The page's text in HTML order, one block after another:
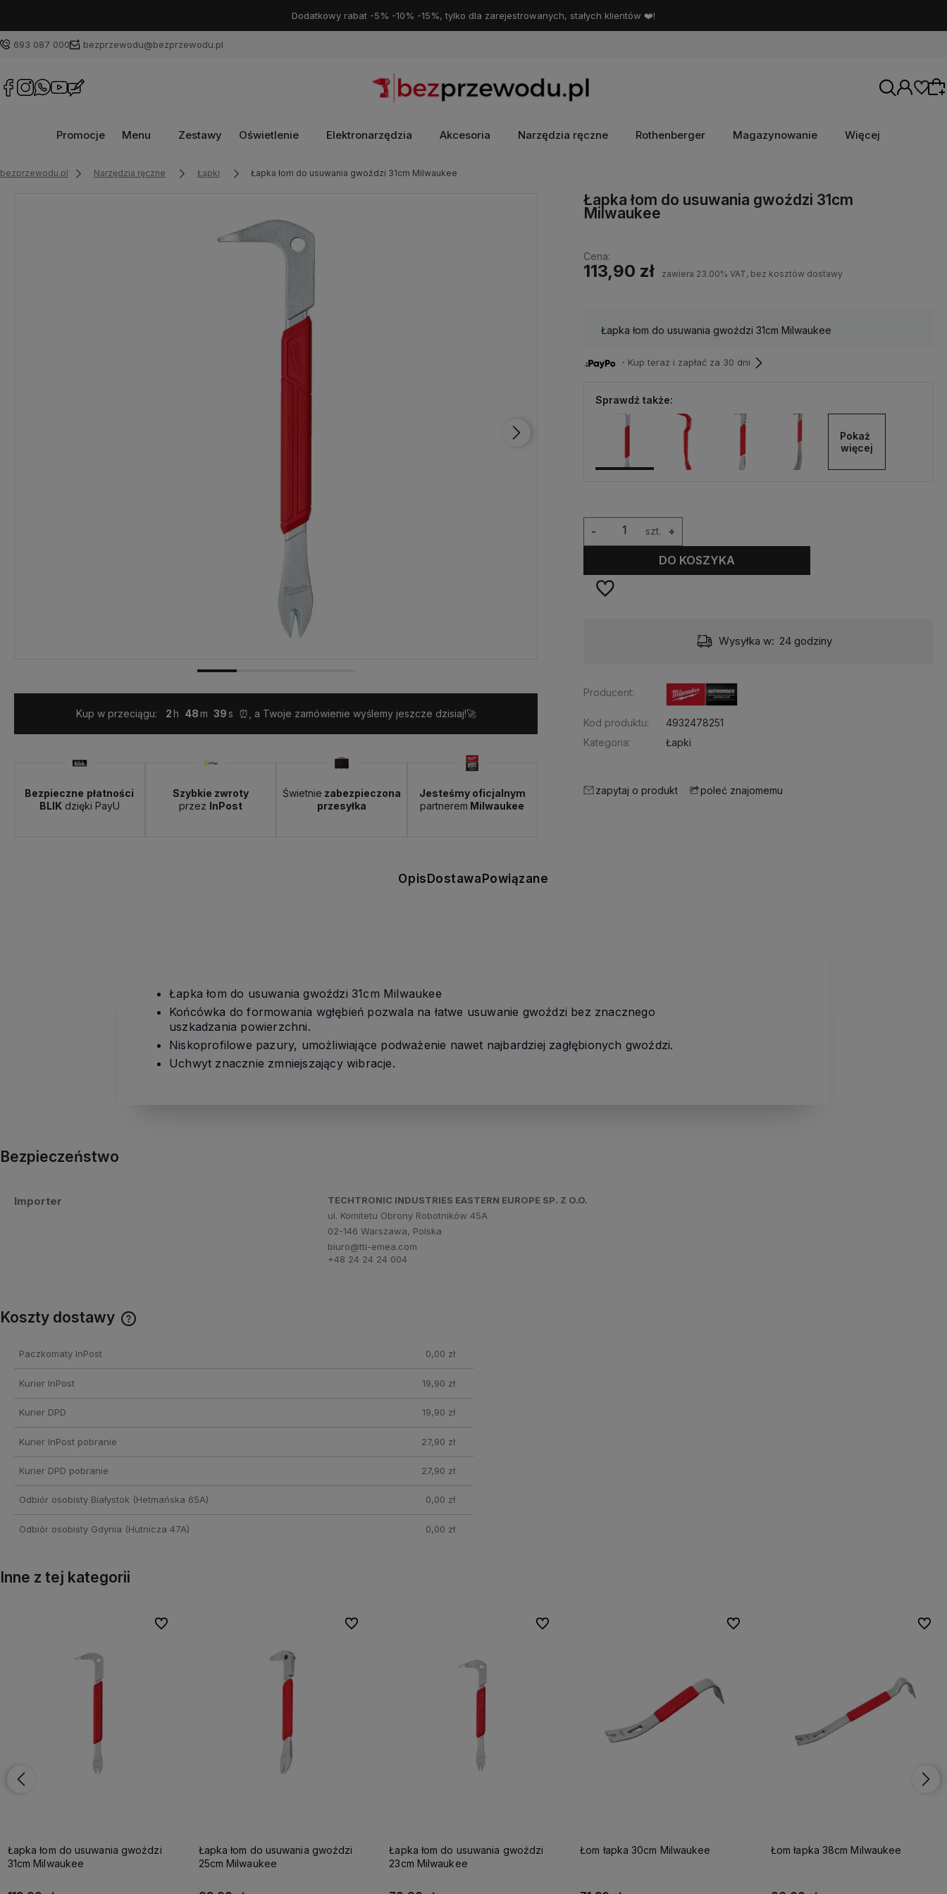
Dodatkowy rabat -5% -10% -15%, tylko dla zarejestrowanych, stałych klientów ❤️!
693 087 000 bezprzewodu@bezprzewodu.pl
Wybierz coś dla siebie z naszej aktualnej
oferty lub zaloguj się, aby przywrócić dodane
Promocje Menu Zestawy Oświetlenie Elektronarzędzia Akcesoria Narzędzia ręczne Rothenberger Magazynowanie Więcej
bezprzewodu.pl Narzędzia ręczne Łapki Łapka łom do usuwania gwoździ 31cm Milwaukee
Kup w przeciągu: 2 48 38 ⏰, a Twoje zamówienie wyślemy jeszcze dzisiaj!🚀
Bezpieczne płatności
BLIKdzięki PayU
Szybkie zwroty
przez InPost
Świetnie zabezpieczona
przesyłka
Jesteśmy oficjalnym
partnerem Milwaukee
Łapka łom do usuwania gwoździ 31cm
Milwaukee
Cena:
113,90 zł zawiera 23.00% VAT, bez kosztów dostawy
Łapka łom do usuwania gwoździ 31cm Milwaukee
・Kup teraz i zapłać za 30 dni
Sprawdź także:
Pokaż
więcej
szt. +
-
DO KOSZYKA
Wysyłka w: 24 godziny
Producent:
Kod produktu:
4932478251
Kategoria:
Łapki
zapytaj o produkt poleć znajomemu
OpisDostawaPowiązane
Łapka łom do usuwania gwoździ 31cm Milwaukee
Końcówka do formowania wgłębień pozwala na łatwe usuwanie gwoździ bez znacznego
uszkadzania powierzchni.
Niskoprofilowe pazury, umożliwiające podważenie nawet najbardziej zagłębionych gwoździ.
Uchwyt znacznie zmniejszający wibracje.
Bezpieczeństwo
Importer
TECHTRONIC INDUSTRIES EASTERN EUROPE SP. Z O.O.
ul. Komitetu Obrony Robotników 45A
02-146 Warszawa, Polska
biuro@tti-emea.com
+48 24 24 24 004
Koszty dostawy
Paczkomaty InPost 0,00 zł
Kurier InPost 19,90 zł
Kurier DPD 19,90 zł
Kurier InPost pobranie 27,90 zł
Kurier DPD pobranie 27,90 zł
Odbiór osobisty Białystok(Hetmańska 65A) 0,00 zł
Odbiór osobisty Gdynia (Hutnicza 47A) 0,00 zł
Inne z tej kategorii
Łapka łom do usuwania gwoździ
31cm Milwaukee
Do ulubionych
Do ulubionych
Łapka łom do usuwania gwoździ
25cm Milwaukee
Do ulubionych
Do ulubionych
Łapka łom do usuwania gwoździ
23cm Milwaukee
Do ulubionych
Do ulubionych
Łom łapka 30cm Milwaukee
Do ulubionych
Do ulubionych
Łom łapka 38cm Milwaukee
Do
Do